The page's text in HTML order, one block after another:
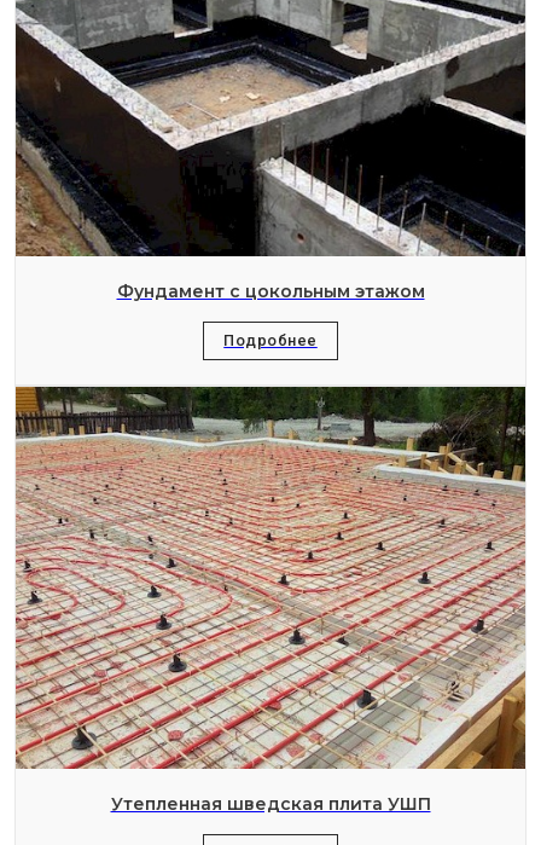
Фундамент с цокольным этажом
Подробнее
Утепленная шведская плита УШП